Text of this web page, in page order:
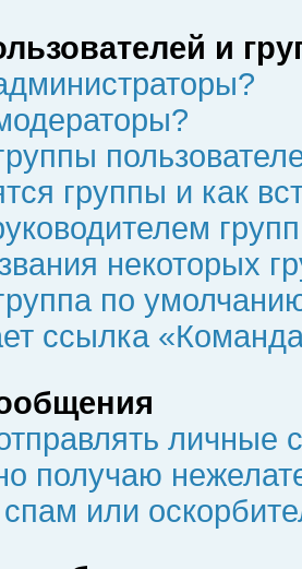
и
группы и как
некоторых
по
ссылка
личные
получаю
или